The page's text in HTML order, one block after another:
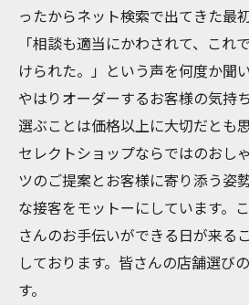
ったからネット検索で出てきた最
「相談も適当にかわされて、これ
けられた。」という声を何度か聞
やはりオーダーするお客様の気持
選ぶことは価格以上に大切だとも
セレクトショップならではのおし
ツのご提案とお客様に寄り添う姿
な接客をモットーにしています。
さんのお手伝いができる日が来る
しております。皆さんの店舗選び
す。